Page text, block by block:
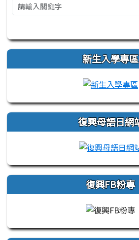
新生入學專區
復興母語日網
復興FB粉專